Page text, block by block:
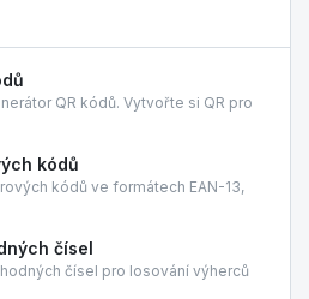
QR kódů. Vytvořte si QR pro
kódů
kódů ve formátech EAN-13,
čísel
čísel pro losování výherců